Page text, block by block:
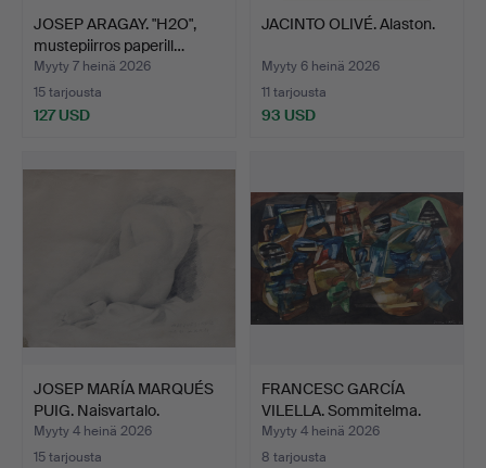
JOSEP ARAGAY. "H2O",
mustepiirros paperill…
Myyty 7 heinä 2026
15 tarjousta
127 USD
JACINTO OLIVÉ. Alaston.
Myyty 6 heinä 2026
11 tarjousta
93 USD
JOSEP MARÍA MARQUÉS
PUIG. Naisvartalo.
Myyty 4 heinä 2026
15 tarjousta
FRANCESC GARCÍA
VILELLA. Sommitelma.
Myyty 4 heinä 2026
8 tarjousta